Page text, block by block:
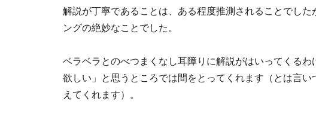
解説が丁寧であることは、ある程度推測されることでし
ングの絶妙なことでした。
ベラベラとのべつまくなし耳障りに解説がはいってくる
欲しい」と思うところでは間をとってくれます（とは言
えてくれます）。